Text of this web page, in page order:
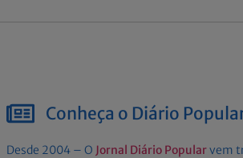
Conheça o Diário
Desde 2004 – O Jornal Diário Popularvem